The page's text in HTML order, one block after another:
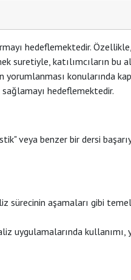
hedeflemektedir. Özellikle,
suretiyle, katılımcıların bu
konularında
hedeflemektedir.
veya benzer bir dersi
sürecinin aşamaları gibi
uygulamalarında kullanımı,